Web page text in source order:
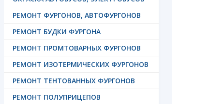
РЕМОНТ ФУРГОНОВ, АВТОФУРГОНОВ
РЕМОНТ БУДКИ ФУРГОНА
РЕМОНТ ПРОМТОВАРНЫХ ФУРГОНОВ
РЕМОНТ ИЗОТЕРМИЧЕСКИХ ФУРГОНОВ
РЕМОНТ ТЕНТОВАННЫХ ФУРГОНОВ
РЕМОНТ ПОЛУПРИЦЕПОВ